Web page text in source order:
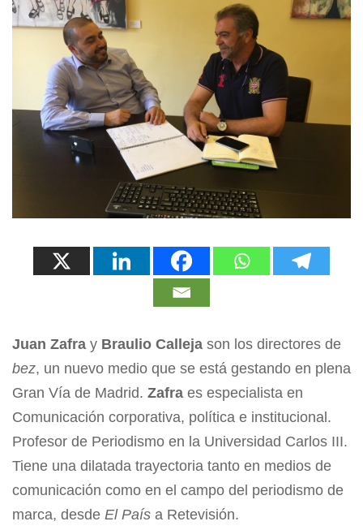
Juan Zafra y Braulio Calleja son los directores de
bez, un nuevo medio que se está gestando en plena
Gran Vía de Madrid. Zafra es especialista en
Comunicación corporativa, política e institucional.
Profesor de Periodismo en la Universidad Carlos III.
Tiene una dilatada trayectoria tanto en medios de
comunicación como en el campo del periodismo de
marca, desde El País a Retevisión.